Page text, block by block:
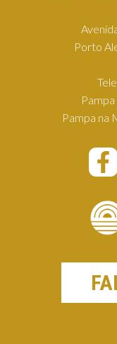
Porto
Pampa na